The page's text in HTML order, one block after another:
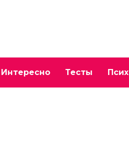
Интересно Тесты